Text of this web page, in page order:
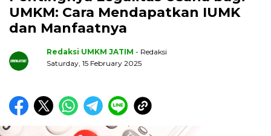
UMKM: Cara Mendapatkan IUMK
dan Manfaatnya
Redaksi UMKM JATIM - Redaksi
Saturday, 15 February 2025